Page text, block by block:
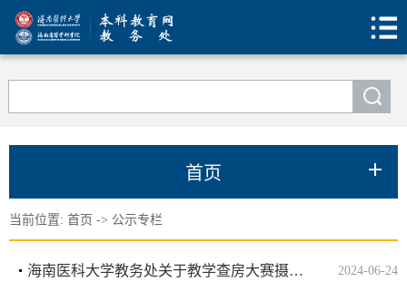
首页
当前位置: 首页 -> 公示专栏
海南医科大学教务处关于教学查房大赛摄影、视频制作服务项目竞争性磋商公告 2024-06-24